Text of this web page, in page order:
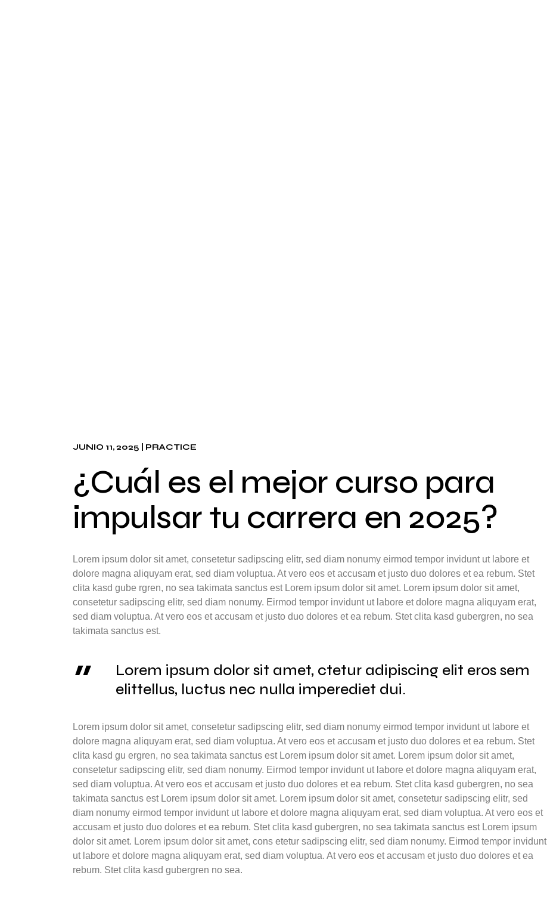
JUNIO 11, 2025 PRACTICE
¿Cuál es el mejor curso para
impulsar tu carrera en 2025?
Lorem ipsum dolor sit amet, consetetur sadipscing elitr, sed diam nonumy eirmod tempor invidunt ut labore et
dolore magna aliquyam erat, sed diam voluptua. At vero eos et accusam et justo duo dolores et ea rebum. Stet
clita kasd gube rgren, no sea takimata sanctus est Lorem ipsum dolor sit amet. Lorem ipsum dolor sit amet,
consetetur sadipscing elitr, sed diam nonumy. Eirmod tempor invidunt ut labore et dolore magna aliquyam erat,
sed diam voluptua. At vero eos et accusam et justo duo dolores et ea rebum. Stet clita kasd gubergren, no sea
takimata sanctus est.
Lorem ipsum dolor sit amet, ctetur adipiscing elit eros sem
elittellus, luctus nec nulla imperediet dui.
Lorem ipsum dolor sit amet, consetetur sadipscing elitr, sed diam nonumy eirmod tempor invidunt ut labore et
dolore magna aliquyam erat, sed diam voluptua. At vero eos et accusam et justo duo dolores et ea rebum. Stet
clita kasd gu ergren, no sea takimata sanctus est Lorem ipsum dolor sit amet. Lorem ipsum dolor sit amet,
consetetur sadipscing elitr, sed diam nonumy. Eirmod tempor invidunt ut labore et dolore magna aliquyam erat,
sed diam voluptua. At vero eos et accusam et justo duo dolores et ea rebum. Stet clita kasd gubergren, no sea
takimata sanctus est Lorem ipsum dolor sit amet. Lorem ipsum dolor sit amet, consetetur sadipscing elitr, sed
diam nonumy eirmod tempor invidunt ut labore et dolore magna aliquyam erat, sed diam voluptua. At vero eos et
accusam et justo duo dolores et ea rebum. Stet clita kasd gubergren, no sea takimata sanctus est Lorem ipsum
dolor sit amet. Lorem ipsum dolor sit amet, cons etetur sadipscing elitr, sed diam nonumy. Eirmod tempor invidunt
ut labore et dolore magna aliquyam erat, sed diam voluptua. At vero eos et accusam et justo duo dolores et ea
rebum. Stet clita kasd gubergren no sea.